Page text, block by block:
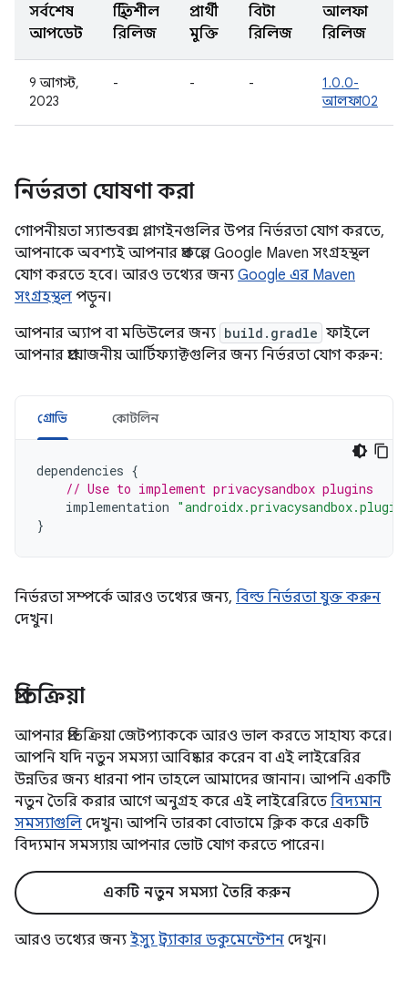
সর্বশেষ
আপডেট
স্থিতিশীল
রিলিজ
প্রার্থী
মুক্তি
বিটা
রিলিজ
আলফা
রিলিজ
9 আগস্ট,
2023
- - -
1.0.0-
আলফা02
নির্ভরতা ঘোষণা করা
গোপনীয়তা স্যান্ডবক্স প্লাগইনগুলির উপর নির্ভরতা যোগ করতে,
আপনাকে অবশ্যই আপনার প্রকল্পে Google Maven সংগ্রহস্থল
যোগ করতে হবে। আরও তথ্যের জন্য Google এর Maven
সংগ্রহস্থল পড়ুন।
আপনার অ্যাপ বা মডিউলের জন্য build.gradle ফাইলে
আপনার প্রয়োজনীয় আর্টিফ্যাক্টগুলির জন্য নির্ভরতা যোগ করুন:
গ্রোভি কোটলিন
dependencies {
// Use to implement privacysandbox plugins
implementation
}
নির্ভরতা সম্পর্কে আরও তথ্যের জন্য, বিল্ড নির্ভরতা যুক্ত করুন
দেখুন।
প্রতিক্রিয়া
আপনার প্রতিক্রিয়া জেটপ্যাককে আরও ভাল করতে সাহায্য করে।
আপনি যদি নতুন সমস্যা আবিষ্কার করেন বা এই লাইব্রেরির
উন্নতির জন্য ধারনা পান তাহলে আমাদের জানান। আপনি একটি
নতুন তৈরি করার আগে অনুগ্রহ করে এই লাইব্রেরিতে বিদ্যমান
সমস্যাগুলি দেখুন৷ আপনি তারকা বোতামে ক্লিক করে একটি
বিদ্যমান সমস্যায় আপনার ভোট যোগ করতে পারেন।
একটি নতুন সমস্যা তৈরি করুন
আরও তথ্যের জন্য ইস্যু ট্র্যাকার ডকুমেন্টেশন দেখুন।